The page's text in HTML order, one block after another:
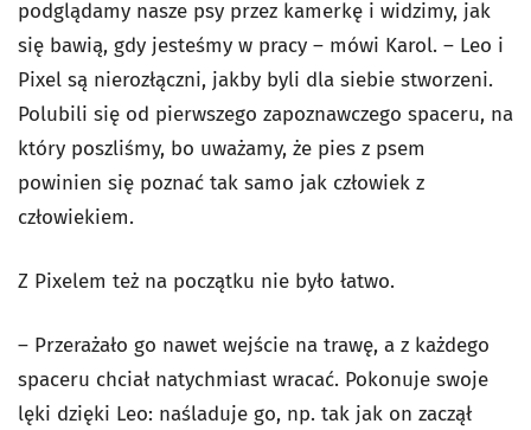
podglądamy nasze psy przez kamerkę i widzimy, jak
się bawią, gdy jesteśmy w pracy – mówi Karol. – Leo i
Pixel są nierozłączni, jakby byli dla siebie stworzeni.
Polubili się od pierwszego zapoznawczego spaceru, na
który poszliśmy, bo uważamy, że pies z psem
powinien się poznać tak samo jak człowiek z
człowiekiem.
Z Pixelem też na początku nie było łatwo.
– Przerażało go nawet wejście na trawę, a z każdego
spaceru chciał natychmiast wracać. Pokonuje swoje
lęki dzięki Leo: naśladuje go, np. tak jak on zaczął